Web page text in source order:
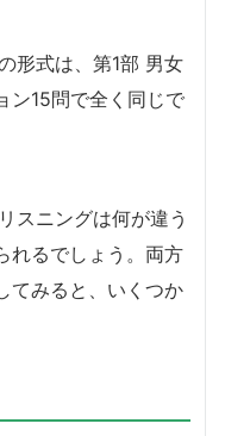
形式は、第1部 男女
ン15問で全く同じで
スニングは何が違う
れるでしょう。両方
てみると、いくつか